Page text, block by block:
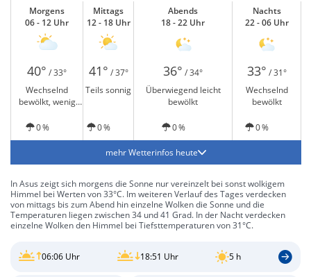
Morgens
06 - 12 Uhr
Mittags
12 - 18 Uhr
Abends
18 - 22 Uhr
Nachts
22 - 06 Uhr
40° / 33° 41° / 37° 36° / 34° 33° / 31°
Wechselnd
bewölkt, wenig
Teils sonnig
Überwiegend leicht
bewölkt
Wechselnd
bewölkt
0 % 0 % 0 % 0 %
mehr Wetterinfos heute
In Asus zeigt sich morgens die Sonne nur vereinzelt bei sonst wolkigem
Himmel bei Werten von 33°C. Im weiteren Verlauf des Tages verdecken
von mittags bis zum Abend hin einzelne Wolken die Sonne und die
Temperaturen liegen zwischen 34 und 41 Grad. In der Nacht verdecken
einzelne Wolken den Himmel bei Tiefsttemperaturen von 31°C.
06:06 Uhr 18:51 Uhr 5 h